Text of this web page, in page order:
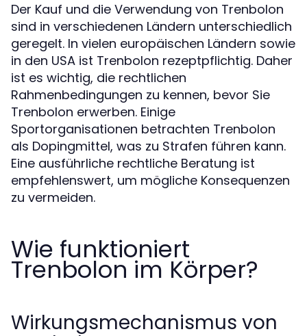
Der Kauf und die Verwendung von Trenbolon
sind in verschiedenen Ländern unterschiedlich
geregelt. In vielen europäischen Ländern sowie
in den USA ist Trenbolon rezeptpflichtig. Daher
ist es wichtig, die rechtlichen
Rahmenbedingungen zu kennen, bevor Sie
Trenbolon erwerben. Einige
Sportorganisationen betrachten Trenbolon
als Dopingmittel, was zu Strafen führen kann.
Eine ausführliche rechtliche Beratung ist
empfehlenswert, um mögliche Konsequenzen
zu vermeiden.
Wie funktioniert
Trenbolon im Körper?
Wirkungsmechanismus von